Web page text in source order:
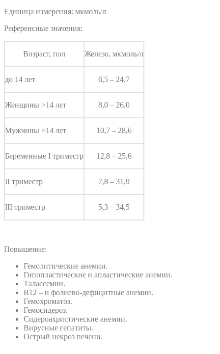
Единица измерения: мкмоль/л
Референсные значения:
Возраст, пол Железо, мкмоль/л
до 14 лет 6,5 – 24,7
Женщины >14 лет 8,0 – 26,0
Мужчины >14 лет 10,7 – 28,6
Беременные I триместр 12,8 – 25,6
II триместр 7,8 – 31,9
III триместр 5,3 – 34,5
Повышение:
Гемолитические анемии.
Гипопластические и апластические анемии.
Талассемии.
В12 – и фолиево-дефицитные анемии.
Гемохроматоз.
Гемосидероз.
Сидероахристические анемии.
Вирусные гепатиты.
Острый некроз печени.